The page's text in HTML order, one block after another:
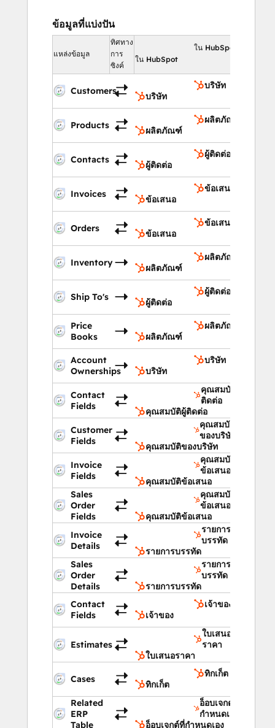
ข้อมูลที่แบ่งปัน
แหล่งข้อมูล
ทิศทาง
การ
ซิงค์
ใน HubSpot
ใน HubSpot
Customers
บริษัท
บริษัท
Products
ผลิตภัณฑ์
ผลิตภัณฑ์
Contacts
ผู้ติดต่อ
ผู้ติดต่อ
Invoices
ข้อเสนอ
ข้อเสนอ
Orders
ข้อเสนอ
ข้อเสนอ
Inventory
ผลิตภัณฑ์
ผลิตภัณฑ์
Ship To's
ผู้ติดต่อ
ผู้ติดต่อ
Price
Books
ผลิตภัณฑ์
ผลิตภัณฑ์
Account
Ownerships
บริษัท
บริษัท
Contact
Fields
คุณสมบัติผู้
ติดต่อ
คุณสมบัติผู้ติดต่อ
Customer
Fields
คุณสมบัติ
ของบริษัท
คุณสมบัติของบริษัท
Invoice
Fields
คุณสมบัติ
ข้อเสนอ
คุณสมบัติข้อเสนอ
Sales
Order
Fields
คุณสมบัติ
ข้อเสนอ
คุณสมบัติข้อเสนอ
Invoice
Details
รายการ
บรรทัด
รายการบรรทัด
Sales
Order
Details
รายการ
บรรทัด
รายการบรรทัด
Contact
Fields
เจ้าของ
เจ้าของ
Estimates
ใบเสนอ
ราคา
ใบเสนอราคา
Cases
ทิกเก็ต
ทิกเก็ต
Related
ERP
Table
อ็อบเจกต์ที่
กำหนดเอง
อ็อบเจกต์ที่กำหนดเอง